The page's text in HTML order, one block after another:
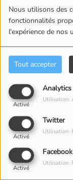
Nous utilisons des
fonctionnalités
l'expérience de nos
Tout accepter
Analytics
Activé
Utilisation:
Twitter
Activé
Utilisation:
Facebook
Activé
Utilisation:
ÉQUIPE